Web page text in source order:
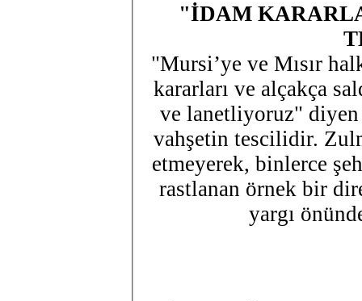
"İDAM
"Mursi’ye ve Mısır
kararları ve alçakça
ve lanetliyoruz" diyen
vahşetin tescilidir.
etmeyerek, binlerce
rastlanan örnek bir
yargı